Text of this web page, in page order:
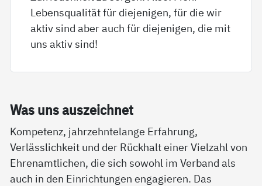
Lebensqualität für diejenigen, für die wir
aktiv sind aber auch für diejenigen, die mit
uns aktiv sind!
Was uns aus­zeich­net
Kompetenz, jahrzehntelange Erfahrung,
Verlässlichkeit und der Rückhalt einer Vielzahl von
Ehrenamtlichen, die sich sowohl im Verband als
auch in den Einrichtungen engagieren. Das